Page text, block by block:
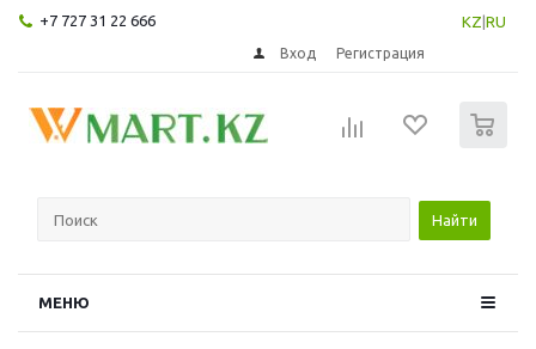
+7 727 31 22 666 KZ RU
Вход Регистрация
Найти
МЕНЮ